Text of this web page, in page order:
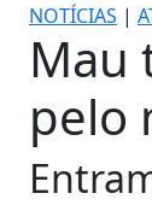
NOTÍCIAS |
Mau
pelo